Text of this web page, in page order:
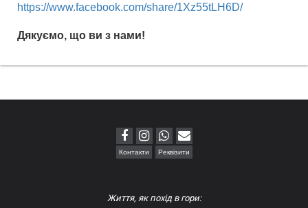
https://www.facebook.com/share/1Xz55tLH6D/
Дякуємо, що ви з нами!
Контакти Реквізити
Життя, як похід в гори: